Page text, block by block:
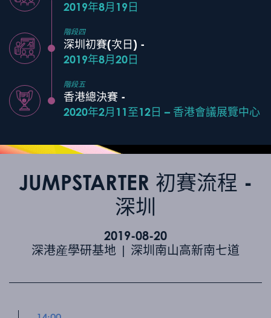
2019年8月19日
階段四
深圳初賽(次日) -
2019年8月20日
階段五
香港總決賽 -
2020年2月11至12日 – 香港會議展覽中心
JUMPSTARTER 初賽流程 -
深圳
2019-08-20
深港産學研基地 | 深圳南山高新南七道